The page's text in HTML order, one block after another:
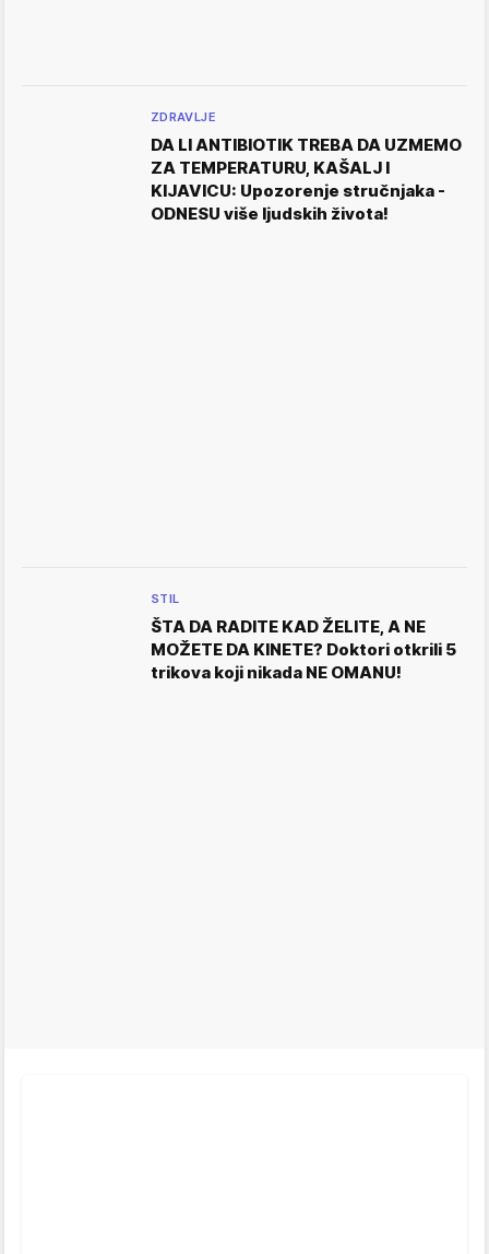
ZDRAVLJE
DA LI ANTIBIOTIK TREBA DA UZMEMO
ZA TEMPERATURU, KAŠALJ I
KIJAVICU: Upozorenje stručnjaka -
ODNESU više ljudskih života!
STIL
ŠTA DA RADITE KAD ŽELITE, A NE
MOŽETE DA KINETE? Doktori otkrili 5
trikova koji nikada NE OMANU!